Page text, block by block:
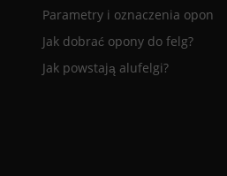
Parametry i oznaczenia opon
Jak dobrać opony do felg?
Jak powstają alufelgi?